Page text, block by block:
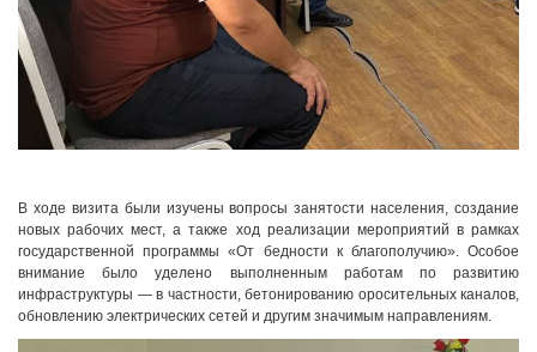
В ходе визита были изучены вопросы занятости населения, создание
новых рабочих мест, а также ход реализации мероприятий в рамках
государственной программы «От бедности к благополучию». Особое
внимание было уделено выполненным работам по развитию
инфраструктуры — в частности, бетонированию оросительных каналов,
обновлению электрических сетей и другим значимым направлениям.